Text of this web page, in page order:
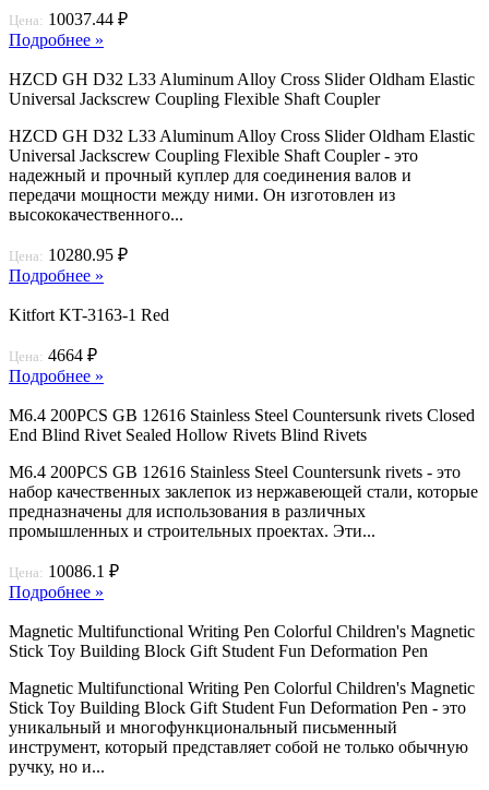
Цена: 10037.44 ₽
Подробнее »
HZCD GH D32 L33 Aluminum Alloy Cross Slider Oldham Elastic
Universal Jackscrew Coupling Flexible Shaft Coupler
HZCD GH D32 L33 Aluminum Alloy Cross Slider Oldham Elastic
Universal Jackscrew Coupling Flexible Shaft Coupler - это
надежный и прочный куплер для соединения валов и
передачи мощности между ними. Он изготовлен из
высококачественного...
Цена: 10280.95 ₽
Подробнее »
Kitfort KT-3163-1 Red
Цена: 4664 ₽
Подробнее »
M6.4 200PCS GB 12616 Stainless Steel Countersunk rivets Closed
End Blind Rivet Sealed Hollow Rivets Blind Rivets
M6.4 200PCS GB 12616 Stainless Steel Countersunk rivets - это
набор качественных заклепок из нержавеющей стали, которые
предназначены для использования в различных
промышленных и строительных проектах. Эти...
Цена: 10086.1 ₽
Подробнее »
Magnetic Multifunctional Writing Pen Colorful Children's Magnetic
Stick Toy Building Block Gift Student Fun Deformation Pen
Magnetic Multifunctional Writing Pen Colorful Children's Magnetic
Stick Toy Building Block Gift Student Fun Deformation Pen - это
уникальный и многофункциональный письменный
инструмент, который представляет собой не только обычную
ручку, но и...